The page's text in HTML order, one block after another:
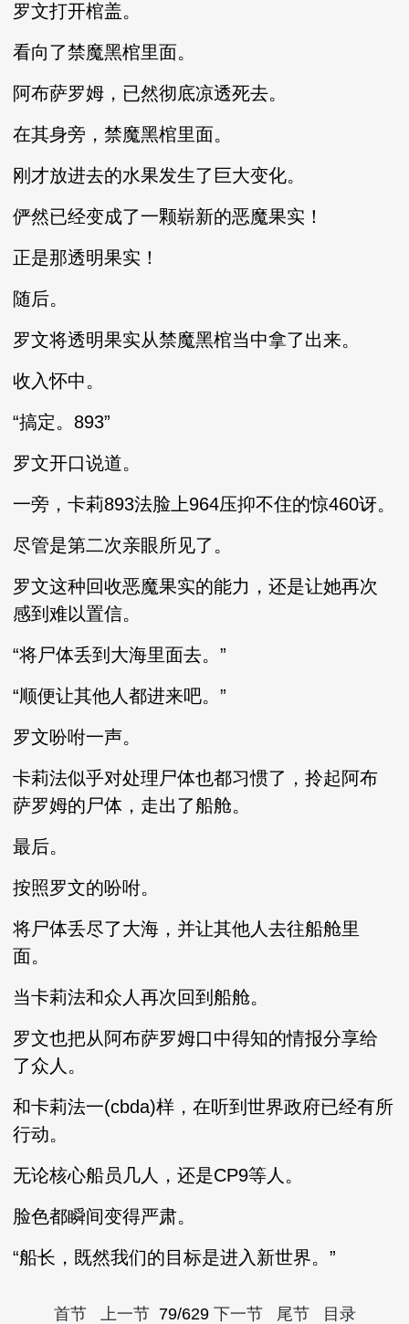
罗文打开棺盖。
看向了禁魔黑棺里面。
阿布萨罗姆，已然彻底凉透死去。
在其身旁，禁魔黑棺里面。
刚才放进去的水果发生了巨大变化。
俨然已经变成了一颗崭新的恶魔果实！
正是那透明果实！
随后。
罗文将透明果实从禁魔黑棺当中拿了出来。
收入怀中。
“搞定。893”
罗文开口说道。
一旁，卡莉893法脸上964压抑不住的惊460讶。
尽管是第二次亲眼所见了。
罗文这种回收恶魔果实的能力，还是让她再次
感到难以置信。
“将尸体丢到大海里面去。”
“顺便让其他人都进来吧。”
罗文吩咐一声。
卡莉法似乎对处理尸体也都习惯了，拎起阿布
萨罗姆的尸体，走出了船舱。
最后。
按照罗文的吩咐。
将尸体丢尽了大海，并让其他人去往船舱里
面。
当卡莉法和众人再次回到船舱。
罗文也把从阿布萨罗姆口中得知的情报分享给
了众人。
和卡莉法一(cbda)样，在听到世界政府已经有所
行动。
无论核心船员几人，还是CP9等人。
脸色都瞬间变得严肃。
“船长，既然我们的目标是进入新世界。”
首节 上一节 79/629 下一节 尾节 目录